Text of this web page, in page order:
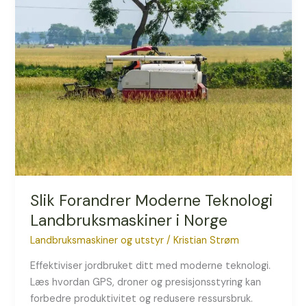
Slik Forandrer Moderne Teknologi
Landbruksmaskiner i Norge
Landbruksmaskiner og utstyr /Kristian Strøm
Effektiviser jordbruket ditt med moderne teknologi.
Læs hvordan GPS, droner og presisjonsstyring kan
forbedre produktivitet og redusere ressursbruk.
Forandrer
Moderne
Teknologi
Landbruksmaskiner
i
Norge